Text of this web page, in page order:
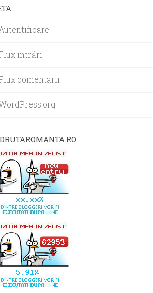
intrări
comentarii